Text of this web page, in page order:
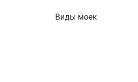
Виды моек